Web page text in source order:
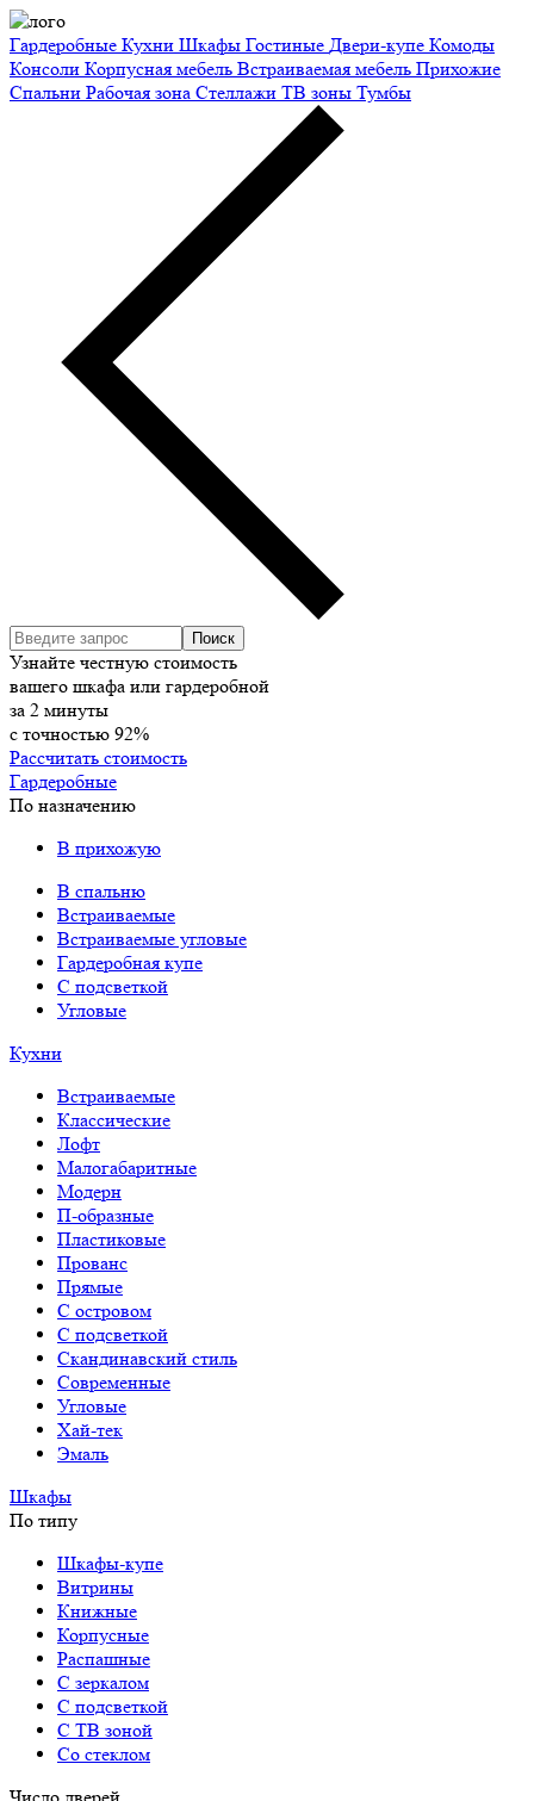
Гардеробные Кухни Шкафы Гостиные Двери-купе Комоды
Консоли Корпусная мебель Встраиваемая мебель Прихожие
Спальни Рабочая зона Стеллажи ТВ зоны Тумбы
Узнайте честную стоимость
вашего шкафа или гардеробной
за 2 минуты
с точностью 92%
Рассчитать стоимость
Гардеробные
По назначению
В прихожую
В спальню
Встраиваемые
Встраиваемые угловые
Гардеробная купе
С подсветкой
Угловые
Кухни
Встраиваемые
Классические
Лофт
Малогабаритные
Модерн
П-образные
Пластиковые
Прованс
Прямые
С островом
С подсветкой
Скандинавский стиль
Современные
Угловые
Хай-тек
Эмаль
Шкафы
По типу
Шкафы-купе
Витрины
Книжные
Корпусные
Распашные
С зеркалом
С подсветкой
С ТВ зоной
Со стеклом